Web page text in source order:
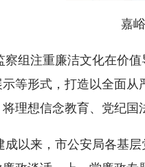
嘉
注重廉洁文化在价值
等形式，打造以全面从
理想信念教育、党纪国
来，市公安局各基层